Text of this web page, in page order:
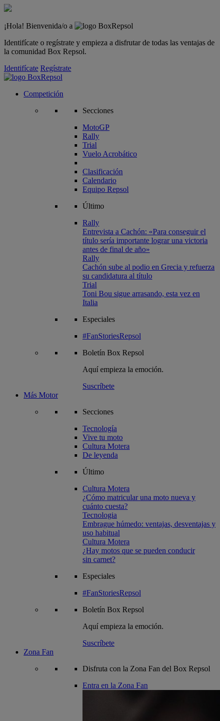
¡Hola! Bienvenida/o a
Identifícate o regístrate y empieza a disfrutar de todas las ventajas de
la comunidad Box Repsol.
Identifícate Regístrate
Competición
Secciones
MotoGP
Rally
Trial
Vuelo Acrobático
Clasificación
Calendario
Equipo Repsol
Último
Rally
Entrevista a Cachón: «Para conseguir el
título sería importante lograr una victoria
antes de final de año»
Rally
Cachón sube al podio en Grecia y refuerza
su candidatura al título
Trial
Toni Bou sigue arrasando, esta vez en
Italia
Especiales
#FanStoriesRepsol
Boletín Box Repsol
Aquí empieza la emoción.
Suscríbete
Más Motor
Secciones
Tecnología
Vive tu moto
Cultura Motera
De leyenda
Último
Cultura Motera
¿Cómo matricular una moto nueva y
cuánto cuesta?
Tecnologia
Embrague húmedo: ventajas, desventajas y
uso habitual
Cultura Motera
¿Hay motos que se pueden conducir
sin carnet?
Especiales
#FanStoriesRepsol
Boletín Box Repsol
Aquí empieza la emoción.
Suscríbete
Zona Fan
Disfruta con la Zona Fan del Box Repsol
Entra en la Zona Fan